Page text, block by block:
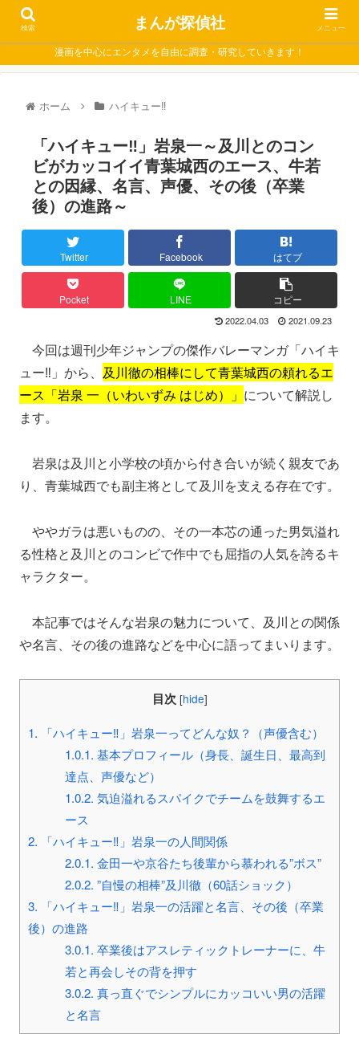
漫画を中心にエンタメを自由に調査・研究していきます！
ホーム ハイキュー‼
「ハイキュー‼」岩泉一～及川とのコン
ビがカッコイイ青葉城西のエース、牛若
との因縁、名言、声優、その後（卒業
後）の進路～
Twitter Facebook はてブ
Pocket LINE コピー
2022.04.03 2021.09.23
今回は週刊少年ジャンプの傑作バレーマンガ「ハイキ
ュー‼」から、 及川徹の相棒にして青葉城西の頼れるエ
ース「岩泉 一（いわいずみ はじめ）」 について解説し
ます。
岩泉は及川と小学校の頃から付き合いが続く親友であ
り、青葉城西でも副主将として及川を支える存在です。
ややガラは悪いものの、その一本芯の通った男気溢れ
る性格と及川とのコンビで作中でも屈指の人気を誇るキ
ャラクター。
本記事ではそんな岩泉の魅力について、及川との関係
や名言、その後の進路などを中心に語ってまいります。
目次 [hide]
1. 「ハイキュー‼」岩泉一ってどんな奴？（声優含む）
1.0.1. 基本プロフィール（身長、誕生日、最高到
達点、声優など）
1.0.2. 気迫溢れるスパイクでチームを鼓舞するエ
ース
2. 「ハイキュー‼」岩泉一の人間関係
2.0.1. 金田一や京谷たち後輩から慕われる”ボス”
2.0.2. ”自慢の相棒”及川徹（60話ショック）
3. 「ハイキュー‼」岩泉一の活躍と名言、その後（卒業
後）の進路
3.0.1. 卒業後はアスレティックトレーナーに、牛
若と再会しその背を押す
3.0.2. 真っ直ぐでシンプルにカッコいい男の活躍
と名言
検索 まんが探偵社 メニュー